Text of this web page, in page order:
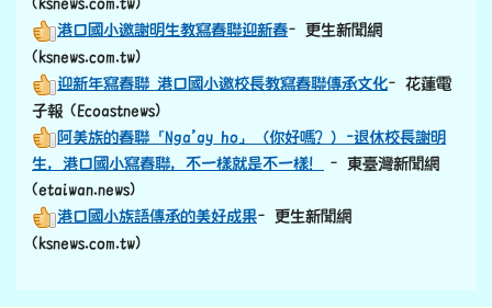
(ksnews.com.tw)
港口國小邀謝明生教寫春聯迎新春–更生新聞網
(ksnews.com.tw)
迎新年寫春聯 港口國小邀校長教寫春聯傳承文化–花蓮電
子報 (Ecoastnews)
阿美族的春聯「Nga’ay ho」（你好嗎？）-退休校長謝明
生，港口國小寫春聯，不一樣就是不一樣！
–東臺灣新聞網
(etaiwan.news)
港口國小族語傳承的美好成果–更生新聞網
(ksnews.com.tw)